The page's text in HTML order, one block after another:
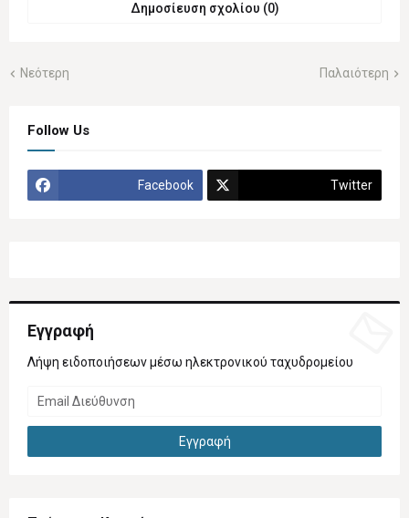
Δημοσίευση σχολίου (0)
Νεότερη Παλαιότερη
Follow Us
Facebook Twitter
Εγγραφή
Λήψη ειδοποιήσεων μέσω ηλεκτρονικού ταχυδρομείου